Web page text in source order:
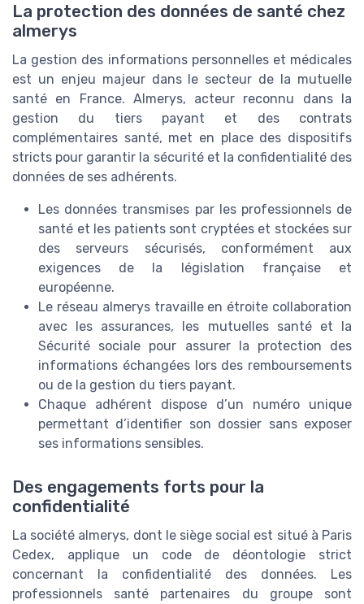
La protection des données de santé chez
almerys
La gestion des informations personnelles et médicales
est un enjeu majeur dans le secteur de la mutuelle
santé en France. Almerys, acteur reconnu dans la
gestion du tiers payant et des contrats
complémentaires santé, met en place des dispositifs
stricts pour garantir la sécurité et la confidentialité des
données de ses adhérents.
Les données transmises par les professionnels de
santé et les patients sont cryptées et stockées sur
des serveurs sécurisés, conformément aux
exigences de la législation française et
européenne.
Le réseau almerys travaille en étroite collaboration
avec les assurances, les mutuelles santé et la
Sécurité sociale pour assurer la protection des
informations échangées lors des remboursements
ou de la gestion du tiers payant.
Chaque adhérent dispose d’un numéro unique
permettant d’identifier son dossier sans exposer
ses informations sensibles.
Des engagements forts pour la
confidentialité
La société almerys, dont le siège social est situé à Paris
Cedex, applique un code de déontologie strict
concernant la confidentialité des données. Les
professionnels santé partenaires du groupe sont